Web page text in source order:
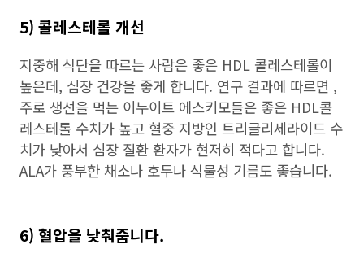
5) 콜레스테롤 개선
지중해 식단을 따르는 사람은 좋은 HDL 콜레스테롤이
높은데, 심장 건강을 좋게 합니다. 연구 결과에 따르면 ,
주로 생선을 먹는 이누이트 에스키모들은 좋은 HDL콜
레스테롤 수치가 높고 혈중 지방인 트리글리세라이드 수
치가 낮아서 심장 질환 환자가 현저히 적다고 합니다.
ALA가 풍부한 채소나 호두나 식물성 기름도 좋습니다.
6) 혈압을 낮춰줍니다.